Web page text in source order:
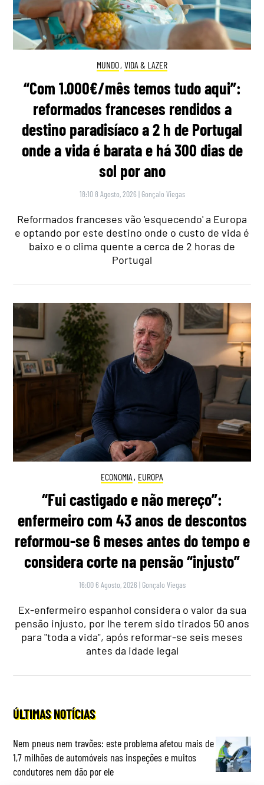
MUNDO, VIDA & LAZER
“Com 1.000€/mês temos tudo aqui”:
reformados franceses rendidos a
destino paradisíaco a 2 h de Portugal
onde a vida é barata e há 300 dias de
sol por ano
18:10 8 Agosto, 2026 | Gonçalo Viegas
Reformados franceses vão 'esquecendo' a Europa
e optando por este destino onde o custo de vida é
baixo e o clima quente a cerca de 2 horas de
Portugal
ECONOMIA , EUROPA
“Fui castigado e não mereço”:
enfermeiro com 43 anos de descontos
reformou-se 6 meses antes do tempo e
considera corte na pensão “injusto”
16:00 6 Agosto, 2026 | Gonçalo Viegas
Ex-enfermeiro espanhol considera o valor da sua
pensão injusto, por lhe terem sido tirados 50 anos
para "toda a vida", após reformar-se seis meses
antes da idade legal
ÚLTIMAS NOTÍCIAS
Nem pneus nem travões: este problema afetou mais de
1,7 milhões de automóveis nas inspeções e muitos
condutores nem dão por ele